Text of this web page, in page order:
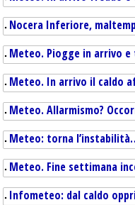
Nocera Inferiore,
Meteo. Piogge in arrivo
Meteo. In arrivo il caldo
Meteo. Allarmismo?
Meteo: torna
Meteo. Fine settimana
Infometeo: dal caldo